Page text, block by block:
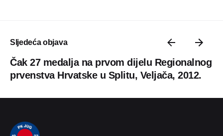
Sljedeća objava
Čak 27 medalja na prvom dijelu Regionalnog
prvenstva Hrvatske u Splitu, Veljača, 2012.